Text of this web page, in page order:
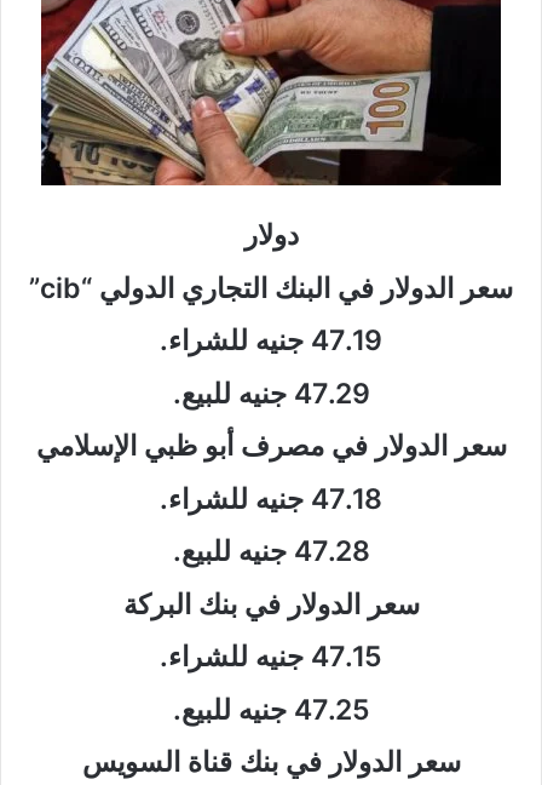
دولار
سعر الدولار في البنك التجاري الدولي “cib”
47.19 جنيه للشراء.
47.29 جنيه للبيع.
سعر الدولار في مصرف أبو ظبي الإسلامي
47.18 جنيه للشراء.
47.28 جنيه للبيع.
سعر الدولار في بنك البركة
47.15 جنيه للشراء.
47.25 جنيه للبيع.
سعر الدولار في بنك قناة السويس